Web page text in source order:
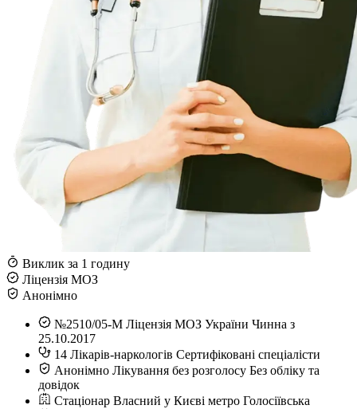
Виклик за 1 годину
Ліцензія МОЗ
Анонімно
№2510/05-М Ліцензія МОЗ України Чинна з
25.10.2017
14 Лікарів-наркологів Сертифіковані спеціалісти
Анонімно Лікування без розголосу Без обліку та
довідок
Стаціонар Власний у Києві метро Голосіївська